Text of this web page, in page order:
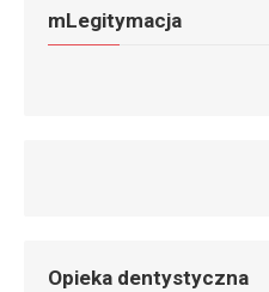
mLegitymacja
Opieka dentystyczna